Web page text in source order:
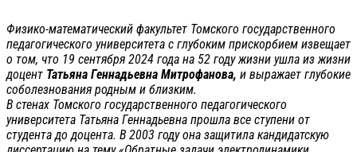
Физико-математический факультет Томского государственного
педагогического университета с глубоким прискорбием извещает
о том, что 19 сентября 2024 года на 52 году жизни ушла из жизни
доцент Татьяна Геннадьевна Митрофанова, и выражает глубокие
соболезнования родным и близким.
В стенах Томского государственного педагогического
университета Татьяна Геннадьевна прошла все ступени от
студента до доцента. В 2003 году она защитила кандидатскую